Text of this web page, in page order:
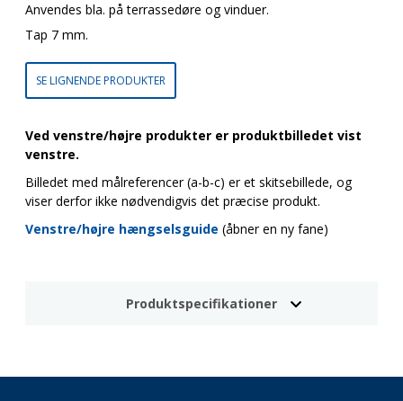
Anvendes bla. på terrassedøre og vinduer.
Tap 7 mm.
SE LIGNENDE PRODUKTER
Ved venstre/højre produkter er produktbilledet vist
venstre.
Billedet med målreferencer (a-b-c) er et skitsebillede, og
viser derfor ikke nødvendigvis det præcise produkt.
Venstre/højre hængselsguide (åbner en ny fane)
Produktspecifikationer